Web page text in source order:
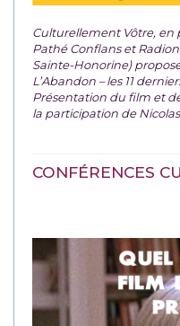
Culturellement Vôtre, en
Pathé Conflans et
Sainte-Honorine)
L’Abandon – les 11
Présentation du film et
la participation de
CONFÉRENCES